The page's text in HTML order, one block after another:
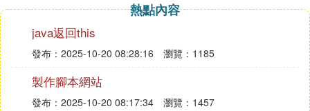
熱點內容
java返回this
發布：2025-10-20 08:28:16 瀏覽：1185
製作腳本網站
發布：2025-10-20 08:17:34 瀏覽：1457